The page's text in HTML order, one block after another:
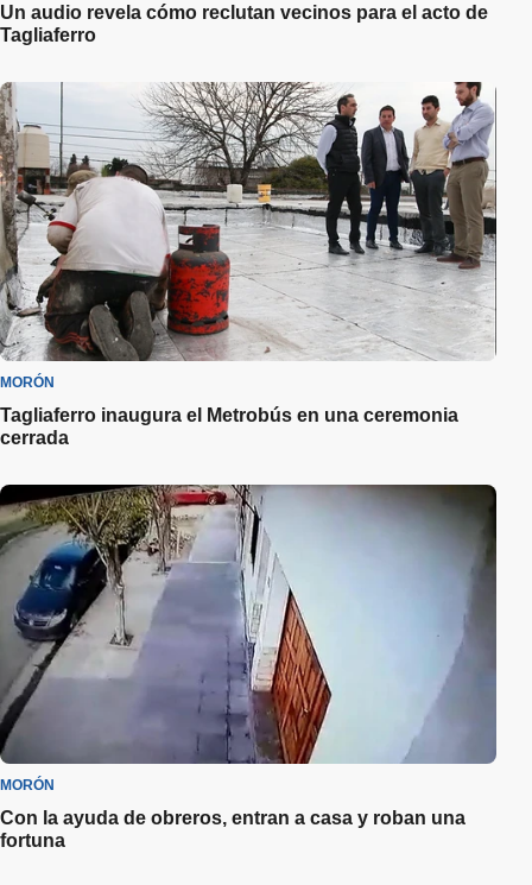
Un audio revela cómo reclutan vecinos para el acto de
Tagliaferro
MORÓN
Tagliaferro inaugura el Metrobús en una ceremonia
cerrada
MORÓN
Con la ayuda de obreros, entran a casa y roban una
fortuna